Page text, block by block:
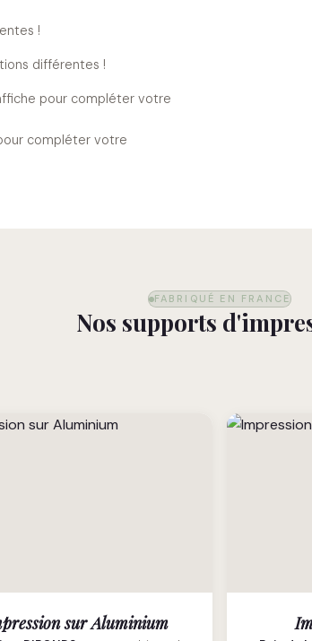
!
différentes !
pour compléter votre
compléter votre
FABRIQUÉ EN FRANCE
Nos supports
sur Aluminium